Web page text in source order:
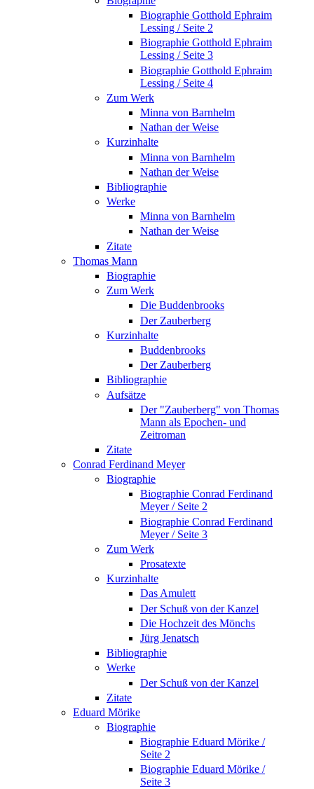
Biographie Gotthold Ephraim
Lessing / Seite 2
Biographie Gotthold Ephraim
Lessing / Seite 3
Biographie Gotthold Ephraim
Lessing / Seite 4
Zum Werk
Minna von Barnhelm
Nathan der Weise
Kurzinhalte
Minna von Barnhelm
Nathan der Weise
Bibliographie
Werke
Minna von Barnhelm
Nathan der Weise
Zitate
Thomas Mann
Biographie
Zum Werk
Die Buddenbrooks
Der Zauberberg
Kurzinhalte
Buddenbrooks
Der Zauberberg
Bibliographie
Aufsätze
Der "Zauberberg" von Thomas
Mann als Epochen- und
Zeitroman
Zitate
Conrad Ferdinand Meyer
Biographie
Biographie Conrad Ferdinand
Meyer / Seite 2
Biographie Conrad Ferdinand
Meyer / Seite 3
Zum Werk
Prosatexte
Kurzinhalte
Das Amulett
Der Schuß von der Kanzel
Die Hochzeit des Mönchs
Jürg Jenatsch
Bibliographie
Werke
Der Schuß von der Kanzel
Zitate
Eduard Mörike
Biographie
Biographie Eduard Mörike /
Seite 2
Biographie Eduard Mörike /
Seite 3